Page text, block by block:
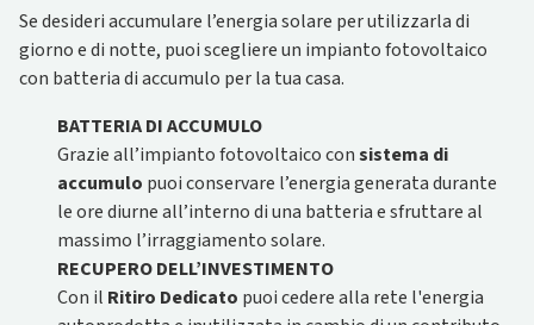
Se desideri accumulare l’energia solare per utilizzarla di
giorno e di notte, puoi scegliere un impianto fotovoltaico
con batteria di accumulo per la tua casa.
BATTERIA DI ACCUMULO
Grazie all’impianto fotovoltaico consistema di
accumulo puoi conservare l’energia generata durante
le ore diurne all’interno di una batteria e sfruttare al
massimo l’irraggiamento solare.
RECUPERO DELL’INVESTIMENTO
Con il Ritiro Dedicato puoi cedere alla rete l'energia